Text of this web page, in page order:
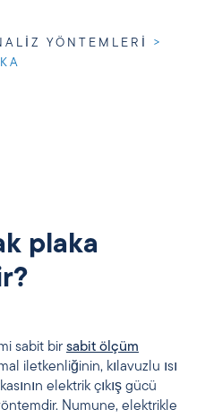
YÖNTEMLERI
>
plaka
sabit bir sabit ölçüm
iletkenliğinin, kılavuzlu ısı
elektrik çıkış gücü
Numune, elektrikle